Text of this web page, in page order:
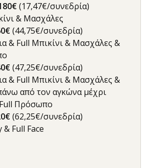
(17,47€/συνεδρία)
& Μασχάλες
(44,75€/συνεδρία)
& Full Μπικίνι & Μασχάλες &
(47,25€/συνεδρία)
& Full Μπικίνι & Μασχάλες &
από τον αγκώνα μέχρι
Πρόσωπο
(62,25€/συνεδρία)
& Full Face